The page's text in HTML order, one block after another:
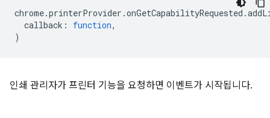
chrome.printerProvider .onGetCapabilityRequested .
callback : function,
)
인쇄 관리자가 프린터 기능을 요청하면 이벤트가 시작됩니다.